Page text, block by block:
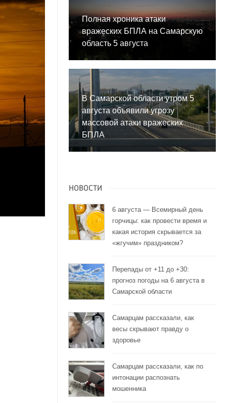
Полная хроника атаки
вражеских БПЛА на Самарскую
область 5 августа
В Самарской области утром 5
августа объявили угрозу
массовой атаки вражеских
БПЛА
НОВОСТИ
6 августа — Всемирный день
горчицы: как провести время и
какая история скрывается за
«жгучим» праздником?
Перепады от +11 до +30:
прогноз погоды на 6 августа в
Самарской области
Самарцам рассказали, как
весы скрывают правду о
здоровье
Самарцам рассказали, как по
интонации распознать
мошенника